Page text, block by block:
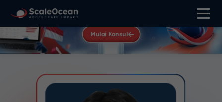
Lead at Speed,
Mulai Konsul